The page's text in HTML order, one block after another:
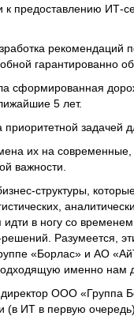
предоставлению ИТ-
рекомендаций
гарантированно
сформированная
5 лет.
задачей
их на
важности.
структуры,
в ногу со временем
Разумеется,
«Борлас» и АО
именно нам
ООО «Группа
(в ИТ в первую